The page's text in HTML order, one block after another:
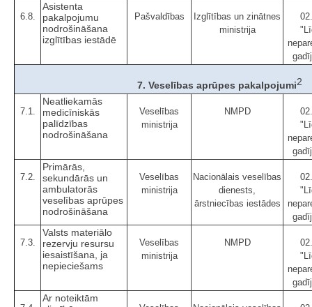
6.8.
Asistenta
pakalpojumu
nodrošināšana
izglītības iestādē
Pašvaldības
Izglītības un zinātnes
ministrija
7. Veselības aprūpes pakalpojumi2
7.1.
Neatliekamās
medicīniskās
palīdzības
nodrošināšana
Veselības
ministrija
NMPD
7.2.
Primārās,
sekundārās un
ambulatorās
veselības aprūpes
nodrošināšana
Veselības
ministrija
Nacionālais veselības
dienests,
ārstniecības iestādes
7.3.
Valsts materiālo
rezervju resursu
iesaistīšana, ja
nepieciešams
Veselības
ministrija
NMPD
Ar noteiktām